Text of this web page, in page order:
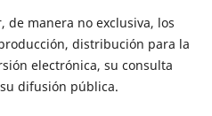
manera no exclusiva, los
distribución para la
electrónica, su consulta
difusión pública.